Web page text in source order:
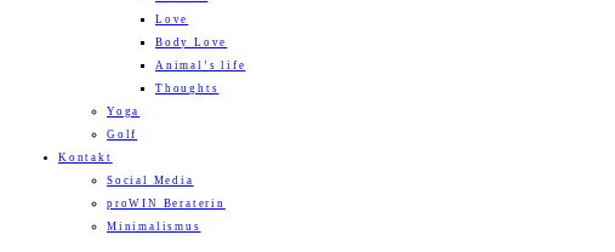
Love
Body Love
Animal’s life
Thoughts
Yoga
Golf
Kontakt
Social Media
proWIN Beraterin
Minimalismus